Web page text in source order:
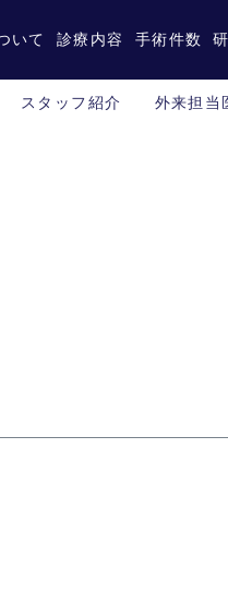
いて 診療内容 手術件数
スタッフ紹介 外来担当